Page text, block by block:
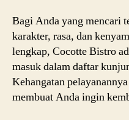
Bagi Anda yang mencari
karakter, rasa, dan
lengkap, Cocotte Bistro
masuk dalam daftar
Kehangatan
membuat Anda ingin